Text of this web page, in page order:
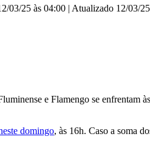
03/25 às 04:00 | Atualizado 12/03/
e Flamengo se enfrentam
domingo, às 16h. Caso a soma